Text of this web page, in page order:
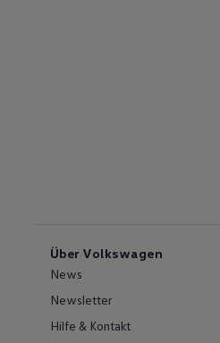
Über Volkswagen
News
Newsletter
Hilfe & Kontakt